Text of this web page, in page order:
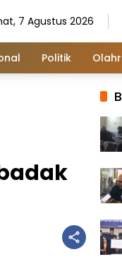
7 Agustus 2026
Politik